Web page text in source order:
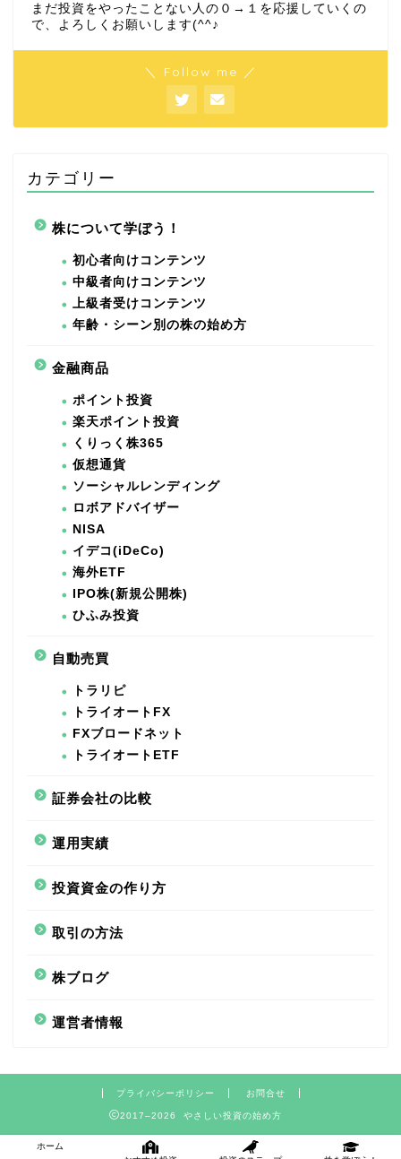
まだ投資をやったことない人の０→１を応援していくの
で、よろしくお願いします(^^♪
＼ Follow me ／
カテゴリー
株について学ぼう！
初心者向けコンテンツ
中級者向けコンテンツ
上級者受けコンテンツ
年齢・シーン別の株の始め方
金融商品
ポイント投資
楽天ポイント投資
くりっく株365
仮想通貨
ソーシャルレンディング
ロボアドバイザー
NISA
イデコ(iDeCo)
海外ETF
IPO株(新規公開株)
ひふみ投資
自動売買
トラリピ
トライオートFX
FXブロードネット
トライオートETF
証券会社の比較
運用実績
投資資金の作り方
取引の方法
株ブログ
運営者情報
プライバシーポリシー お問合せ
2017–2026 やさしい投資の始め方
ホーム